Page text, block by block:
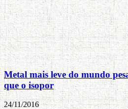
Metal mais leve do mundo
que o isopor
24/11/2016